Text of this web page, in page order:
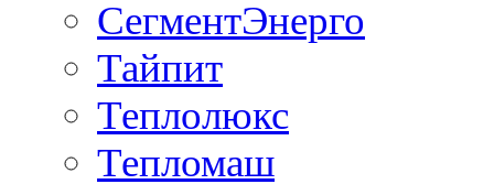
СегментЭнерго
Тайпит
Теплолюкс
Тепломаш